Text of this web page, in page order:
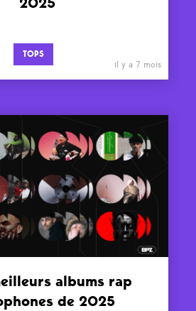
TOPS
il y a 7 mois
albums rap
de 2025